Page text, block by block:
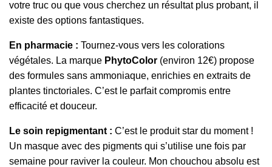
votre truc ou que vous cherchez un résultat plus probant, il
existe des options fantastiques.
En pharmacie : Tournez-vous vers les colorations
végétales. La marque PhytoColor (environ 12€) propose
des formules sans ammoniaque, enrichies en extraits de
plantes tinctoriales. C’est le parfait compromis entre
efficacité et douceur.
Le soin repigmentant : C’est le produit star du moment !
Un masque avec des pigments qui s’utilise une fois par
semaine pour raviver la couleur. Mon chouchou absolu est